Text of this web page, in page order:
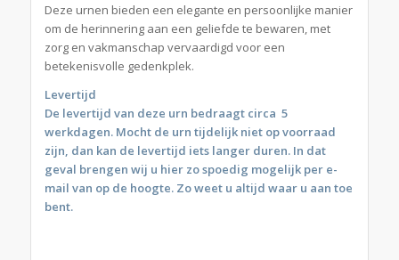
Deze urnen bieden een elegante en persoonlijke manier
om de herinnering aan een geliefde te bewaren, met
zorg en vakmanschap vervaardigd voor een
betekenisvolle gedenkplek.
Levertijd
De levertijd van deze urn bedraagt circa 5
werkdagen. Mocht de urn tijdelijk niet op voorraad
zijn, dan kan de levertijd iets langer duren. In dat
geval brengen wij u hier zo spoedig mogelijk per e-
mail van op de hoogte. Zo weet u altijd waar u aan toe
bent.